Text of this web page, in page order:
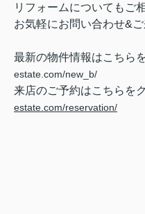
リフォームについてもご
お気軽にお問い合わせ&
最新の物件情報はこちら
estate.com/new_b/
来店のご予約はこちらを
estate.com/reservation/